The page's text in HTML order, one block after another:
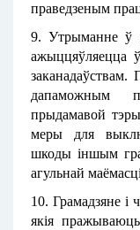
праведзеным
9. Утрыманне ў
ажыццяўляецца
дапаможным
прыдамавой
меры для
шкоды іншым
агульнай
10. Грамадзяне і
якія